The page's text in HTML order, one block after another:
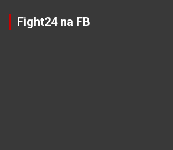
Fight24 na FB